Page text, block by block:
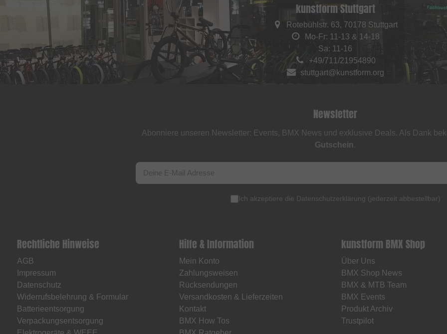
kunstform Stuttgart
Rotebühlstr. 63, 70178 Stuttgart
Mo-Fr: 11-13 & 14-18
Sa: 11-16
+49/711/21954890
stuttgart@kunstform.org
Newsletter
Abonniere unseren Newsletter: Events, BMX News und exklusive Deals. Als Dank
Gutschein.
Ich akzeptiere die Datenschutzerklärung (jederzeit abbestellbar)
Rechtliche Hinweise
AGB
Impressum
Datenschutz
Widerrufsbelehrung & Formular
Batterieentsorgung
Verpackungsentsorgung
Hilfe & Information
Mein Konto
Zahlungsweisen
Rücksendungen
Versandkosten & Lieferzeiten
Kontakt
BMX How Tos
kunstform BMX Shop
Über Uns
BMX Shop News
BMX & MTB Team
BMX Events
Produkt Archiv
Trustpilot